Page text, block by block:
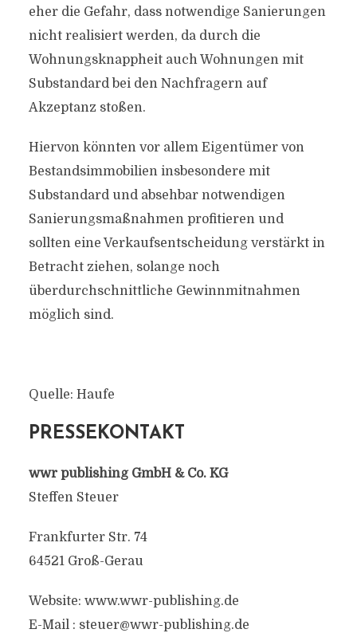
eher die Gefahr, dass notwendige Sanierungen
nicht realisiert werden, da durch die
Wohnungsknappheit auch Wohnungen mit
Substandard bei den Nachfragern auf
Akzeptanz stoßen.
Hiervon könnten vor allem Eigentümer von
Bestandsimmobilien insbesondere mit
Substandard und absehbar notwendigen
Sanierungsmaßnahmen profitieren und
sollten eine Verkaufsentscheidung verstärkt in
Betracht ziehen, solange noch
überdurchschnittliche Gewinnmitnahmen
möglich sind.
Quelle: Haufe
PRESSEKONTAKT
wwr publishing GmbH & Co. KG
Steffen Steuer
Frankfurter Str. 74
64521 Groß-Gerau
Website: www.wwr-publishing.de
E-Mail : steuer@wwr-publishing.de